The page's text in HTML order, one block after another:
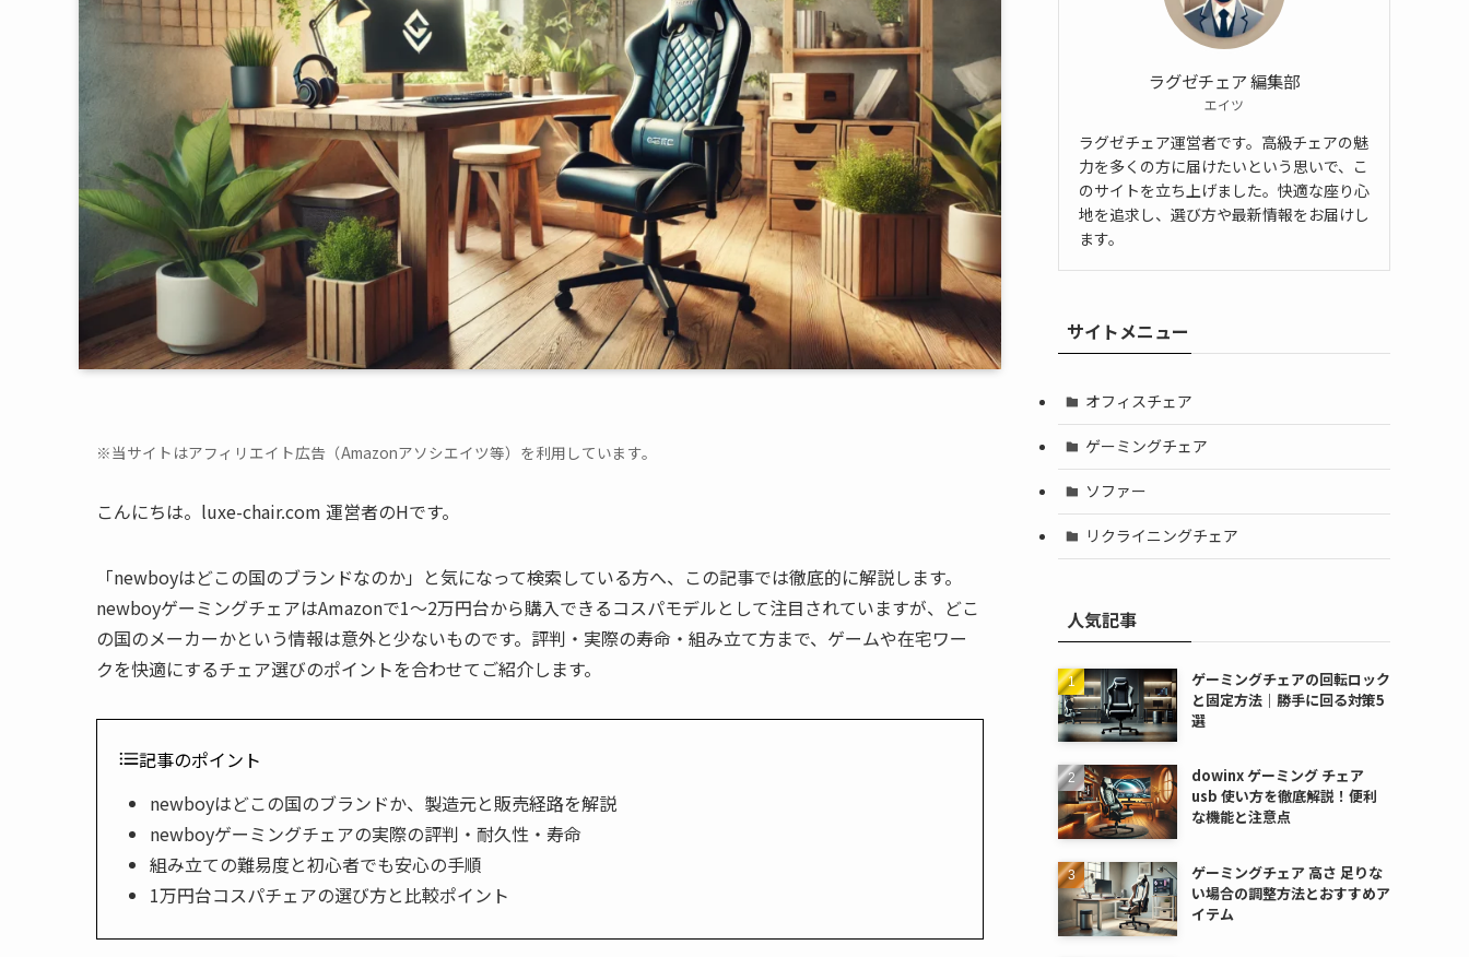
※当サイトはアフィリエイト広告（Amazonアソシエイツ等）を利用しています。
こんにちは。luxe-chair.com 運営者のHです。
「newboyはどこの国のブランドなのか」と気になって検索している方へ、この記事では徹底的に解説します。
newboyゲーミングチェアはAmazonで1〜2万円台から購入できるコスパモデルとして注目されていますが、どこ
の国のメーカーかという情報は意外と少ないものです。評判・実際の寿命・組み立て方まで、ゲームや在宅ワー
クを快適にするチェア選びのポイントを合わせてご紹介します。
記事のポイント
newboyはどこの国のブランドか、製造元と販売経路を解説
newboyゲーミングチェアの実際の評判・耐久性・寿命
組み立ての難易度と初心者でも安心の手順
1万円台コスパチェアの選び方と比較ポイント
ラグゼチェア 編集部
エイツ
ラグゼチェア運営者です。高級チェアの魅
力を多くの方に届けたいという思いで、こ
のサイトを立ち上げました。快適な座り心
地を追求し、選び方や最新情報をお届けし
ます。
サイトメニュー
オフィスチェア
ゲーミングチェア
ソファー
リクライニングチェア
人気記事
ゲーミングチェアの回転ロック
と固定方法｜勝手に回る対策5
選
dowinx ゲーミング チェア
usb 使い方を徹底解説！便利
な機能と注意点
ゲーミングチェア 高さ 足りな
い場合の調整方法とおすすめア
イテム